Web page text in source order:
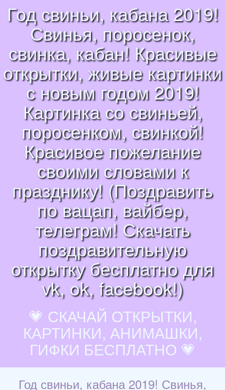
Год свиньи, кабана 2019!
Свинья, поросенок,
свинка, кабан! Красивые
открытки, живые картинки
с новым годом 2019!
Картинка со свиньей,
поросенком, свинкой!
Красивое пожелание
своими словами к
празднику! (Поздравить
по вацап, вайбер,
телеграм! Скачать
поздравительную
открытку бесплатно для
vk, ok, facebook!)
💗 СКАЧАЙ ОТКРЫТКИ,
КАРТИНКИ, АНИМАШКИ,
ГИФКИ БЕСПЛАТНО 💗
Год свиньи, кабана 2019! Свинья,